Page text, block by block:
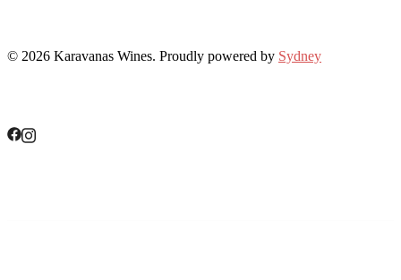
© 2026 Karavanas Wines. Proudly powered by Sydney